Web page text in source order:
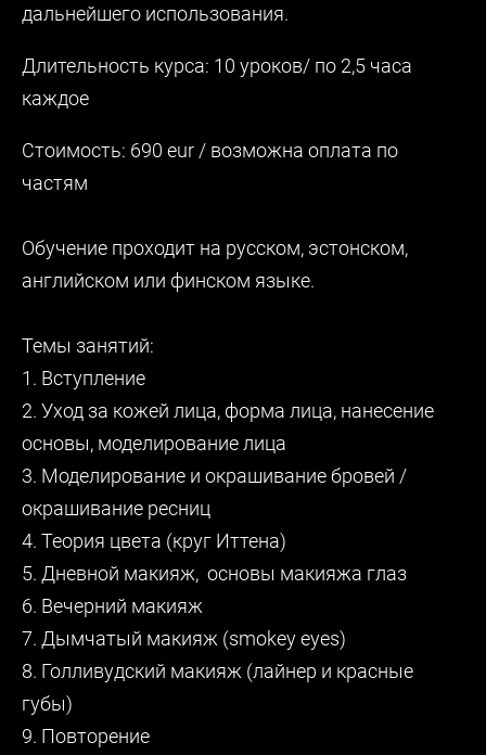
дальнейшего использования.
Длительность курса: 10 уроков/ по 2,5 часа
каждое
Стоимость: 690 eur / возможна оплата по
частям
Обучение проходит на русском, эстонском,
английском или финском языке.
Темы занятий:
1. Вступление
2. Уход за кожей лица, форма лица, нанесение
основы, моделирование лица
3. Моделирование и окрашивание бровей /
окрашивание ресниц
4. Теория цвета (круг Иттена)
5. Дневной макияж, основы макияжа глаз
6. Вечерний макияж
7. Дымчатый макияж (smokey eyes)
8. Голливудский макияж (лайнер и красные
губы)
9. Повторение